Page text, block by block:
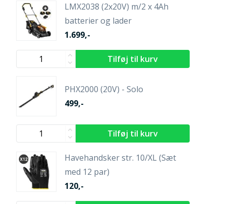
LMX2038 (2x20V) m/2 x 4Ah
batterier og lader
1.699,-
PHX2000 (20V) - Solo
499,-
Havehandsker str. 10/XL (Sæt
med 12 par)
120,-